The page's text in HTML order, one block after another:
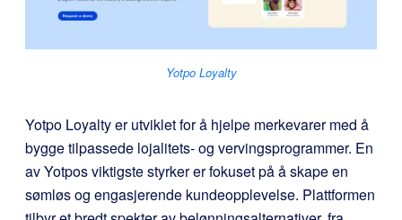
Yotpo Loyalty
Yotpo Loyalty er utviklet for å hjelpe merkevarer med å
bygge tilpassede lojalitets- og vervingsprogrammer. En
av Yotpos viktigste styrker er fokuset på å skape en
sømløs og engasjerende kundeopplevelse. Plattformen